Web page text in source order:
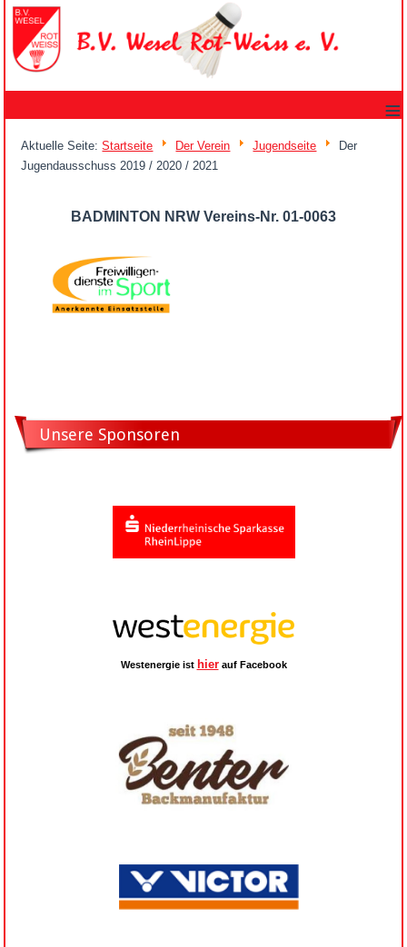
≡
Aktuelle Seite:Startseite Der Verein Jugendseite
Der
Jugendausschuss 2019 / 2020 / 2021
BADMINTON NRW Vereins-Nr. 01-0063
Unsere Sponsoren
Westenergie ist hierauf Facebook